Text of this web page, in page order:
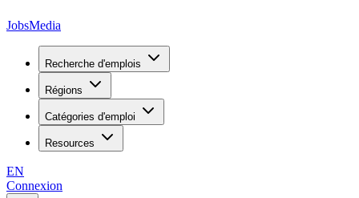
JobsMedia
Recherche d'emplois
Régions
Catégories d'emploi
Resources
EN
Connexion